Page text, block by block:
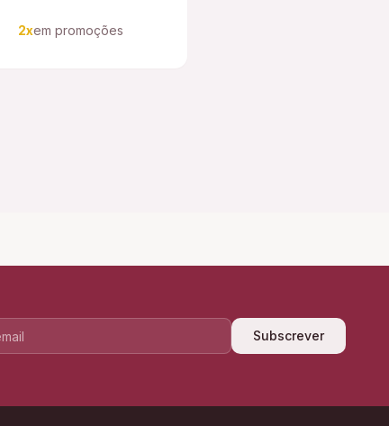
2xem promoções
Subscrever